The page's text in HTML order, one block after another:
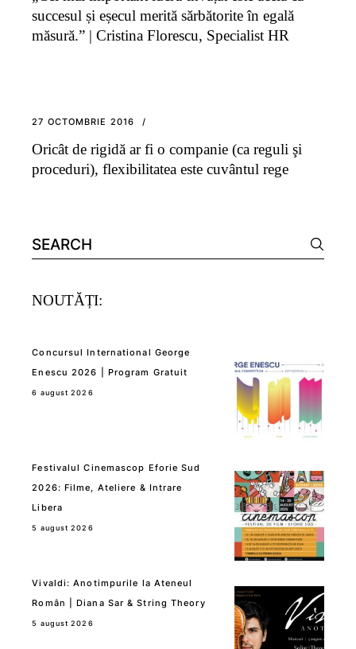
succesul și eșecul merită sărbătorite în egală
măsură.” | Cristina Florescu, Specialist HR
27 OCTOMBRIE 2016
Oricât de rigidă ar fi o companie (ca reguli şi
proceduri), flexibilitatea este cuvântul rege
Search
for:
NOUTĂȚI:
Concursul International George
Enescu 2026 | Program Gratuit
6 august 2026
Festivalul Cinemascop Eforie Sud
2026: Filme, Ateliere & Intrare
Libera
5 august 2026
Vivaldi: Anotimpurile la Ateneul
Român | Diana Sar & String Theory
5 august 2026